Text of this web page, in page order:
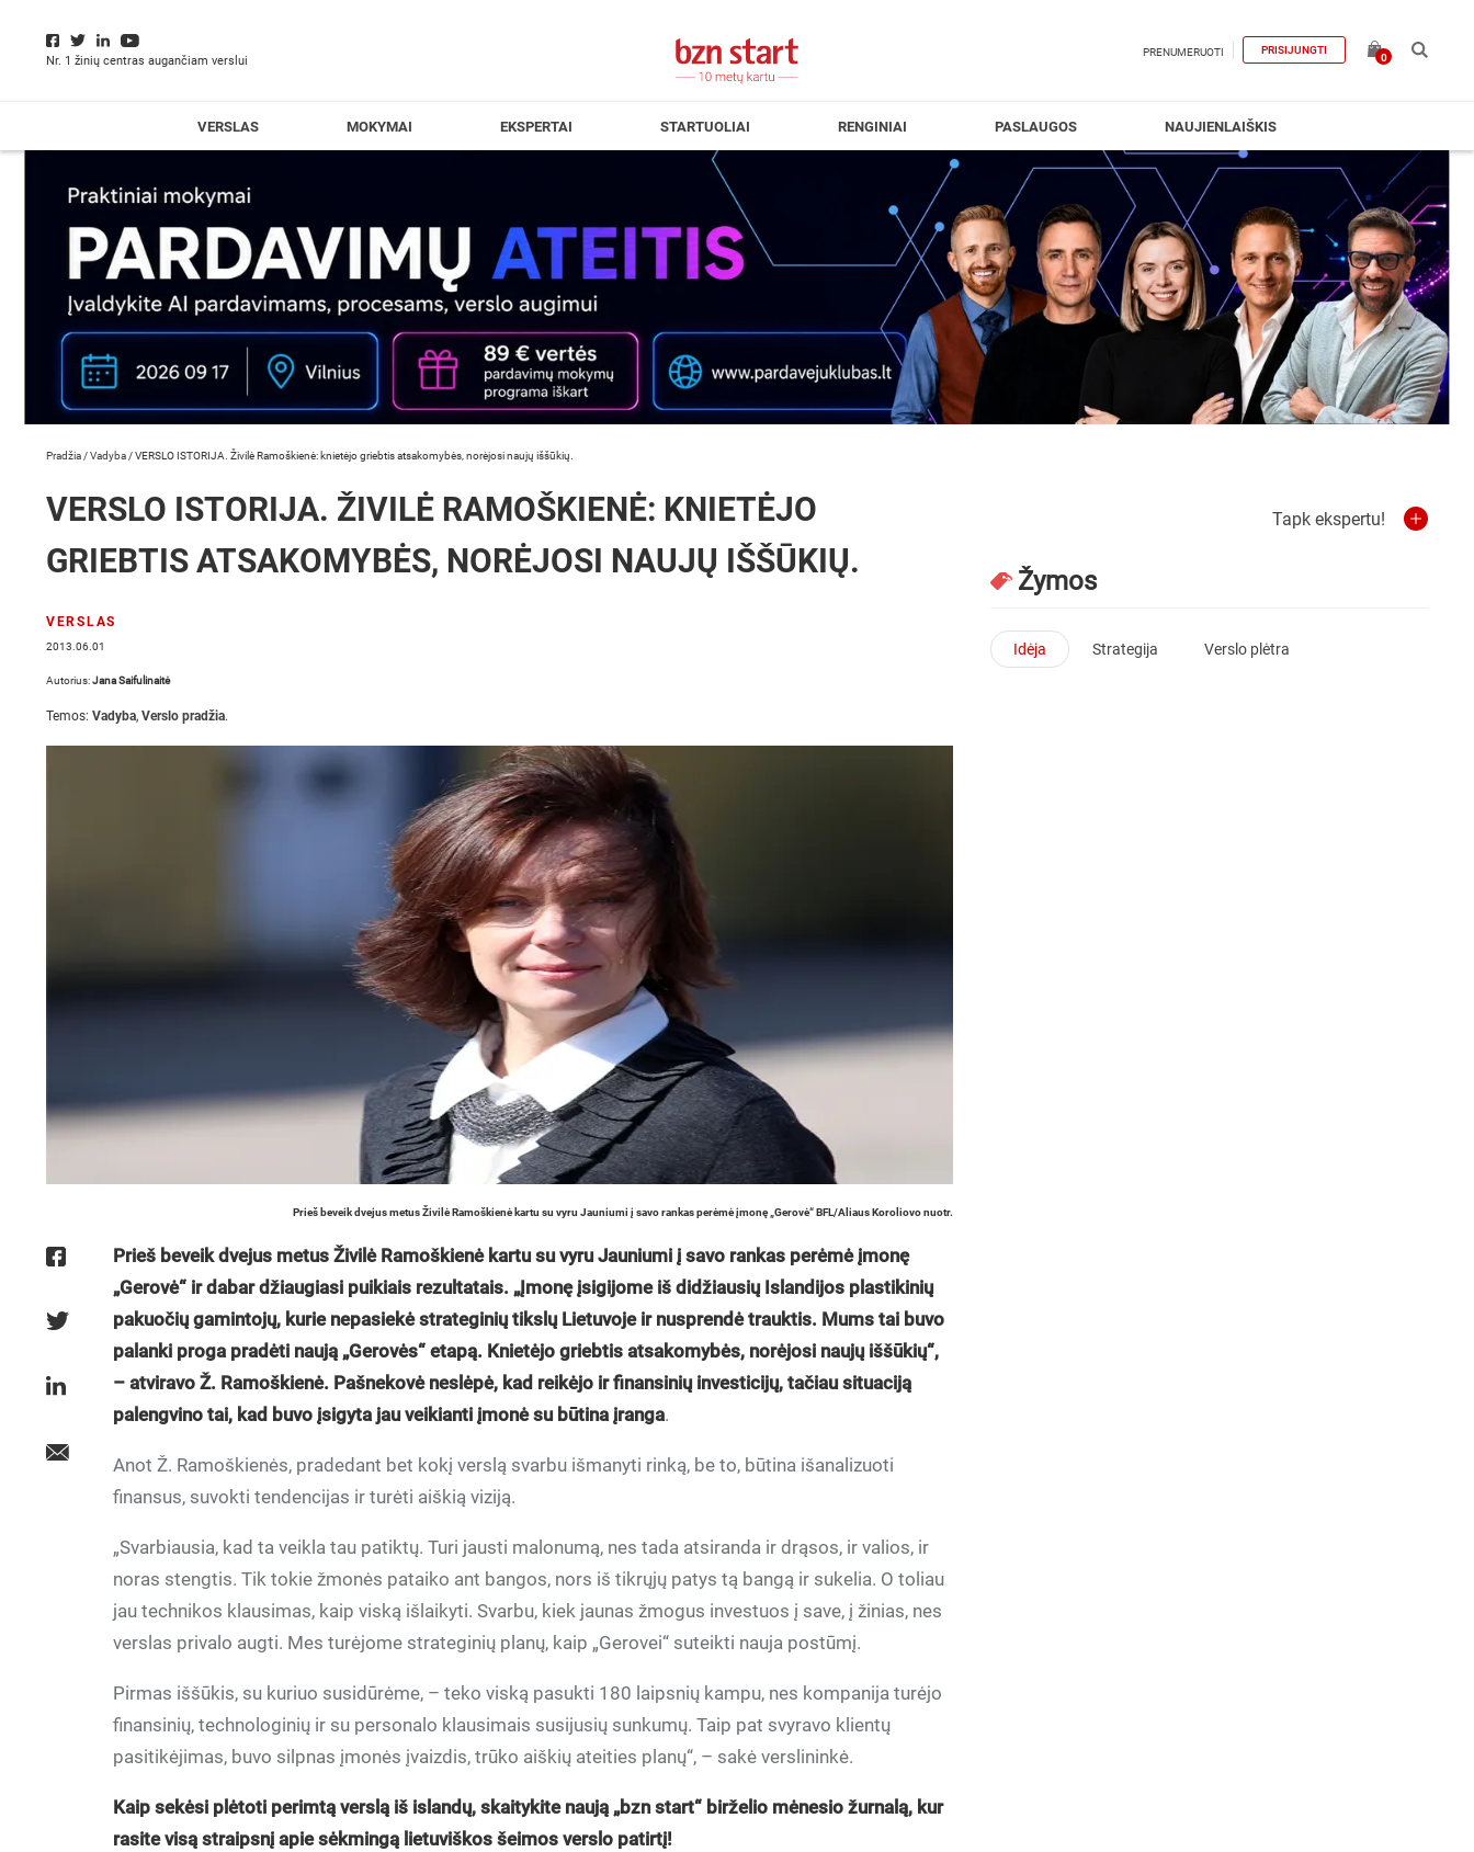
Nr. 1 žinių centras augančiam verslui
PRENUMERUOTI PRISIJUNGTI
0
VERSLAS MOKYMAI EKSPERTAI STARTUOLIAI RENGINIAI PASLAUGOS NAUJIENLAIŠKIS
Pradžia /Vadyba /VERSLO ISTORIJA. Živilė Ramoškienė: knietėjo griebtis atsakomybės, norėjosi naujų iššūkių.
VERSLO ISTORIJA. ŽIVILĖ RAMOŠKIENĖ: KNIETĖJO
GRIEBTIS ATSAKOMYBĖS, NORĖJOSI NAUJŲ IŠŠŪKIŲ.
VERSLAS
2013.06.01
Autorius:Jana Saifulinaitė
Temos: Vadyba, Verslo pradžia.
Prieš beveik dvejus metus Živilė Ramoškienė kartu su vyru Jauniumi į savo rankas perėmė įmonę „Gerovė“ BFL/Aliaus Koroliovo nuotr.
Prieš beveik dvejus metus Živilė Ramoškienė kartu su vyru Jauniumi į savo rankas perėmė įmonę
„Gerovė“ ir dabar džiaugiasi puikiais rezultatais. „Įmonę įsigijome iš didžiausių Islandijos plastikinių
pakuočių gamintojų, kurie nepasiekė strateginių tikslų Lietuvoje ir nusprendė trauktis. Mums tai buvo
palanki proga pradėti naują „Gerovės“ etapą. Knietėjo griebtis atsakomybės, norėjosi naujų iššūkių“,
– atviravo Ž. Ramoškienė. Pašnekovė neslėpė, kad reikėjo ir finansinių investicijų, tačiau situaciją
palengvino tai, kad buvo įsigyta jau veikianti įmonė su būtina įranga.
Anot Ž. Ramoškienės, pradedant bet kokį verslą svarbu išmanyti rinką, be to, būtina išanalizuoti
finansus, suvokti tendencijas ir turėti aiškią viziją.
„Svarbiausia, kad ta veikla tau patiktų. Turi jausti malonumą, nes tada atsiranda ir drąsos, ir valios, ir
noras stengtis. Tik tokie žmonės pataiko ant bangos, nors iš tikrųjų patys tą bangą ir sukelia. O toliau
jau technikos klausimas, kaip viską išlaikyti. Svarbu, kiek jaunas žmogus investuos į save, į žinias, nes
verslas privalo augti. Mes turėjome strateginių planų, kaip „Gerovei“ suteikti nauja postūmį.
Pirmas iššūkis, su kuriuo susidūrėme, – teko viską pasukti 180 laipsnių kampu, nes kompanija turėjo
finansinių, technologinių ir su personalo klausimais susijusių sunkumų. Taip pat svyravo klientų
pasitikėjimas, buvo silpnas įmonės įvaizdis, trūko aiškių ateities planų“, – sakė verslininkė.
Kaip sekėsi plėtoti perimtą verslą iš islandų, skaitykite naują „bzn start“ birželio mėnesio žurnalą, kur
rasite visą straipsnį apie sėkmingą lietuviškos šeimos verslo patirtį!
Tapk ekspertu!
Žymos
Idėja Strategija Verslo plėtra